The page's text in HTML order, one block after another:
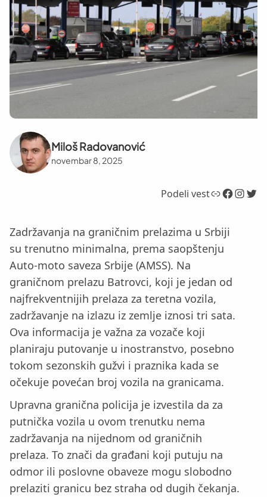
Miloš Radovanović
novembar 8, 2025
Podeli vestLink Facebook InstagramTwitter
Zadržavanja na graničnim prelazima u Srbiji
su trenutno minimalna, prema saopštenju
Auto-moto saveza Srbije (AMSS). Na
graničnom prelazu Batrovci, koji je jedan od
najfrekventnijih prelaza za teretna vozila,
zadržavanje na izlazu iz zemlje iznosi tri sata.
Ova informacija je važna za vozače koji
planiraju putovanje u inostranstvo, posebno
tokom sezonskih gužvi i praznika kada se
očekuje povećan broj vozila na granicama.
Upravna granična policija je izvestila da za
putnička vozila u ovom trenutku nema
zadržavanja na nijednom od graničnih
prelaza. To znači da građani koji putuju na
odmor ili poslovne obaveze mogu slobodno
prelaziti granicu bez straha od dugih čekanja.